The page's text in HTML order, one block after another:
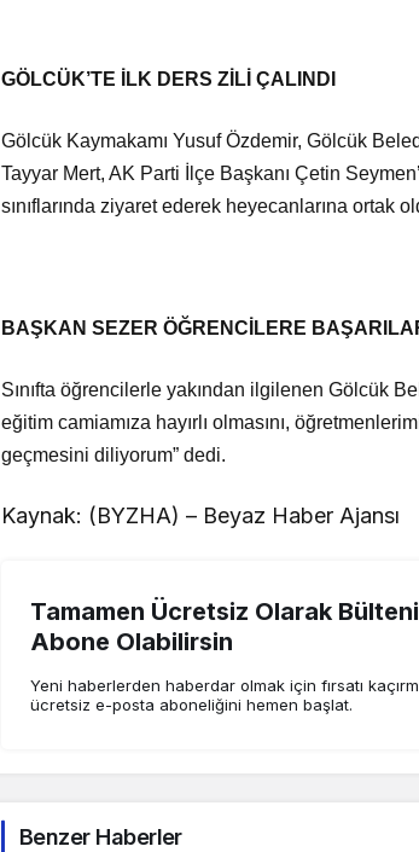
GÖLCÜK’TE İLK DERS ZİLİ ÇALINDI
Gölcük Kaymakamı Yusuf Özdemir, Gölcük
Tayyar Mert, AK Parti İlçe Başkanı Çetin
sınıflarında ziyaret ederek heyecanlarına ortak
BAŞKAN SEZER ÖĞRENCİLERE
Sınıfta öğrencilerle yakından ilgilenen Gölcük
eğitim camiamıza hayırlı olmasını,
geçmesini diliyorum” dedi.
Kaynak: (BYZHA) – Beyaz Haber Ajansı
Tamamen Ücretsiz Olarak
Abone Olabilirsin
Yeni haberlerden haberdar olmak için fırsatı
ücretsiz e-posta aboneliğini hemen başlat.
Benzer Haberler